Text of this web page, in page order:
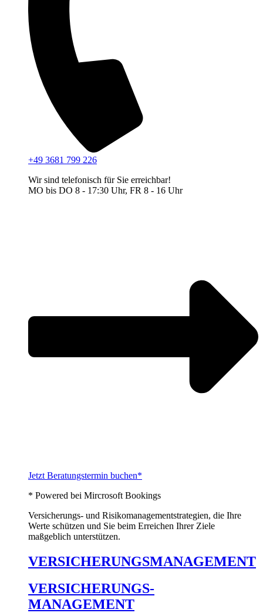
+49 3681 799 226
Wir sind telefonisch für Sie erreichbar!
MO bis DO 8 - 17:30 Uhr, FR 8 - 16 Uhr
Jetzt Beratungstermin buchen*
* Powered bei Mircrosoft Bookings
Versicherungs- und Risikomanagementstrategien, die Ihre
Werte schützen und Sie beim Erreichen Ihrer Ziele
maßgeblich unterstützen.
VERSICHERUNGSMANAGEMENT
VERSICHERUNGS-
MANAGEMENT